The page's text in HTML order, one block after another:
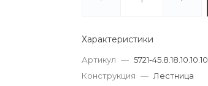
Характеристики
Артикул — 5721-45.8.18.10.10.10
Конструкция — Лестница